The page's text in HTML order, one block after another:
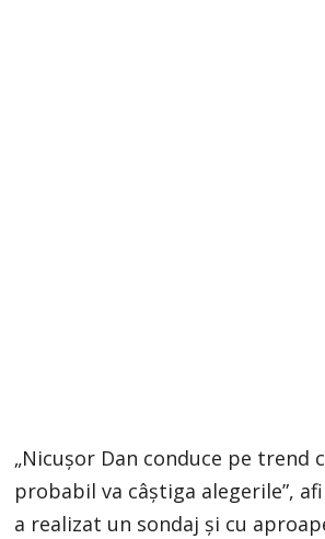
„Nicuşor Dan conduce pe trend
probabil va câştiga alegerile”,
a realizat un sondaj și cu